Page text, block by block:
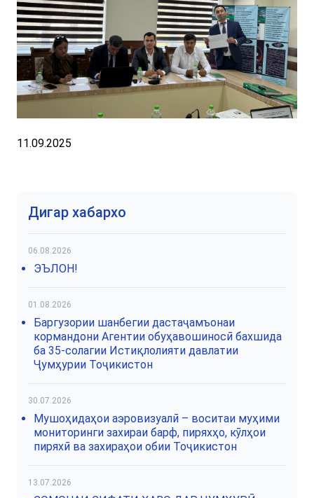
11.09.2025
Дигар хабархо
06.08.2026
ЭЪЛОН!
01.08.2026
Баргузории шанбегии дастаҷамъонаи
кормандони Агентии обуҳавошиносӣ бахшида
ба 35-солагии Истиқлолияти давлатии
Ҷумҳурии Тоҷикистон
30.07.2026
Мушоҳидаҳои аэровизуалӣ – воситаи муҳими
мониторинги захираи барф, пиряхҳо, кӯлҳои
пиряхӣ ва захираҳои обии Тоҷикистон
13.07.2026